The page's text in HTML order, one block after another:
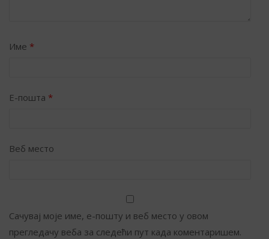
Име *
Е-пошта *
Веб место
Сачувај моје име, е-пошту и веб место у овом
прегледачу веба за следећи пут када коментаришем.